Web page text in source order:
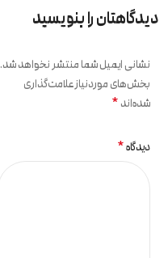
دیدگاهتان را بنویسید
نشانی ایمیل شما منتشر نخواهد شد.
بخش‌های موردنیاز علامت‌گذاری
شده‌اند*
دیدگاه*